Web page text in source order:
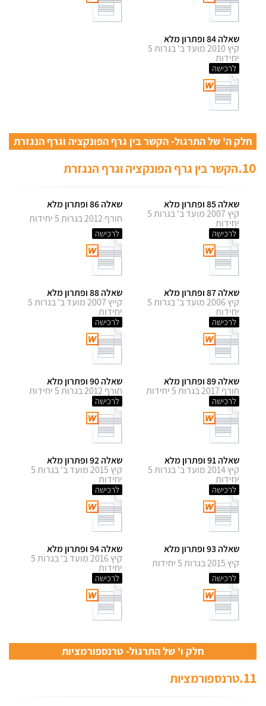
שאלה 84 ופתרון מלא
קיץ 2010 מועד ב' בגרות 5
יחידות
לרכישה
חלק ה' של התרגול- הקשר בין גרף הפונקציה וגרף הנגזרת
10. הקשר בין גרף הפונקציה וגרף הנגזרת
שאלה 85 ופתרון מלא
קיץ 2007 מועד ב' בגרות 5
יחידות
לרכישה
שאלה 86 ופתרון מלא
חורף 2012 בגרות 5 יחידות
לרכישה
שאלה 87 ופתרון מלא
קיץ 2006 מועד ב' בגרות 5
יחידות
לרכישה
שאלה 88 ופתרון מלא
קייץ 2007 מועד ב' בגרות 5
יחידות
לרכישה
שאלה 89 ופתרון מלא
חורף 2017 בגרות 5 יחידות
לרכישה
שאלה 90 ופתרון מלא
חורף 2012 בגרות 5 יחידות
לרכישה
שאלה 91 ופתרון מלא
קיץ 2014 מועד ב' בגרות 5
יחידות
לרכישה
שאלה 92 ופתרון מלא
קיץ 2015 מועד ב' בגרות 5
יחידות
לרכישה
שאלה 93 ופתרון מלא
קיץ 2015 בגרות 5 יחידות
לרכישה
שאלה 94 ופתרון מלא
קיץ 2016 מועד ב' בגרות 5
יחידות
לרכישה
חלק ו' של התרגול- טרנספורמציות
11. טרנספורמציות